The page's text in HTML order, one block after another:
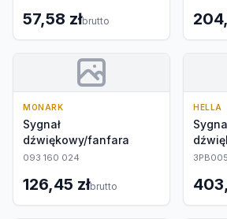
57,58 złbrutto
MONARK
Sygnał
dźwiękowy/fanfara
093 160 024
126,45 złbrutto
HELLA